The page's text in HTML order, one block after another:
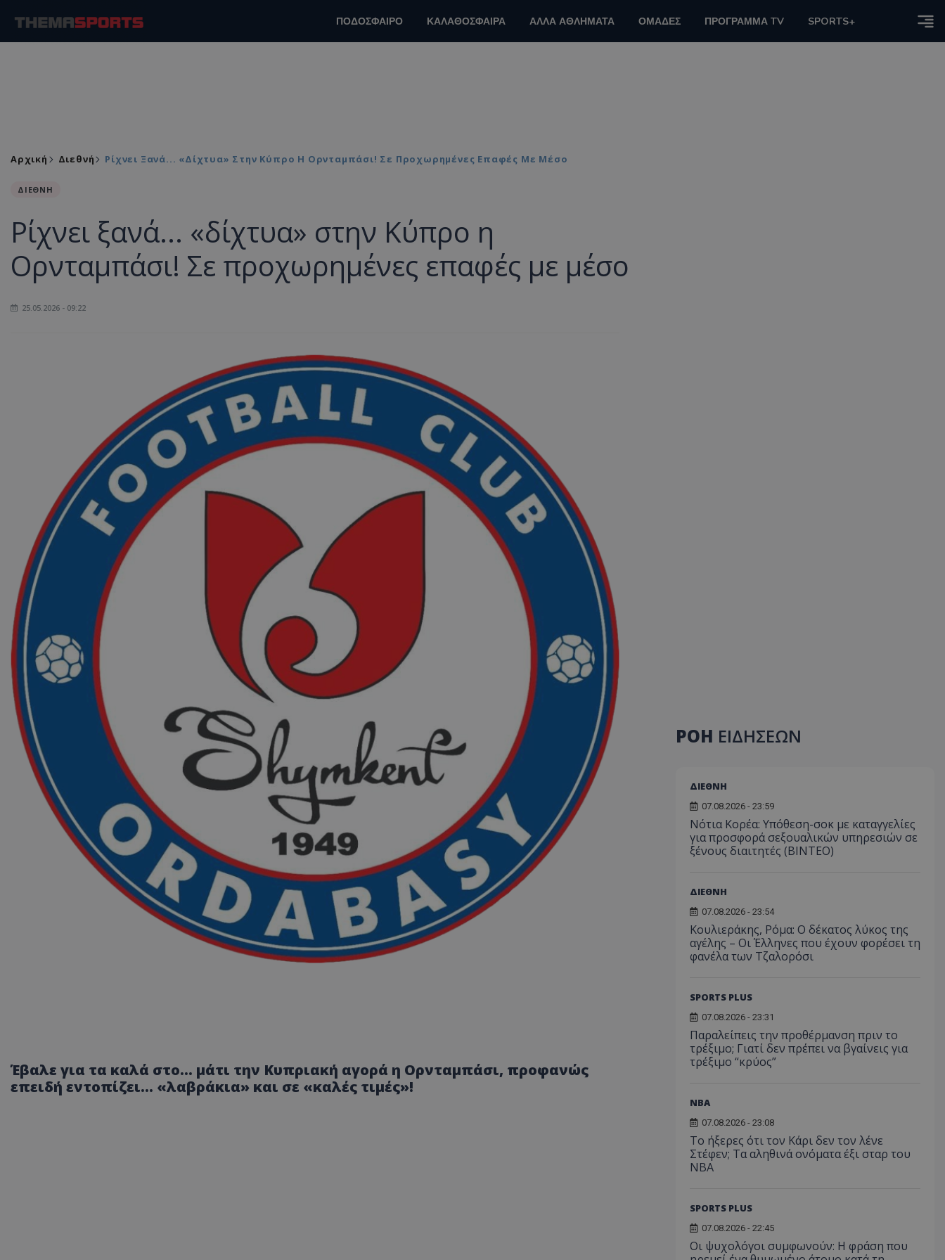
ΠΟΔΟΣΦΑΙΡΟ ΚΑΛΑΘΟΣΦΑΙΡΑ ΑΛΛΑ ΑΘΛΗΜΑΤΑ ΟΜΑΔΕΣ ΠΡΟΓΡΑΜΜΑ TV SPORTS+
Αρχική Διεθνή Ρίχνει Ξανά... «δίχτυα» Στην Κύπρο Η Ορνταμπάσι! Σε Προχωρημένες Επαφές Με Μέσο
ΔΙΕΘΝΗ
Ρίχνει ξανά... «δίχτυα» στην Κύπρο η
Ορνταμπάσι! Σε προχωρημένες επαφές με μέσο
25.05.2026 - 09:22
Έβαλε για τα καλά στο... μάτι την Κυπριακή αγορά η Ορνταμπάσι, προφανώς
επειδή εντοπίζει... «λαβράκια» και σε «καλές τιμές»!
ΡΟΗ ΕΙΔΗΣΕΩΝ
ΔΙΕΘΝΗ
07.08.2026 - 23:59
Νότια Κορέα: Υπόθεση-σοκ με καταγγελίες
για προσφορά σεξουαλικών υπηρεσιών σε
ξένους διαιτητές (BINTEO)
ΔΙΕΘΝΗ
07.08.2026 - 23:54
Κουλιεράκης, Ρόμα: Ο δέκατος λύκος της
αγέλης – Οι Έλληνες που έχουν φορέσει τη
φανέλα των Τζαλορόσι
SPORTS PLUS
07.08.2026 - 23:31
Παραλείπεις την προθέρμανση πριν το
τρέξιμο; Γιατί δεν πρέπει να βγαίνεις για
τρέξιμο “κρύος”
NBA
07.08.2026 - 23:08
Το ήξερες ότι τον Κάρι δεν τον λένε
Στέφεν; Τα αληθινά ονόματα έξι σταρ του
NBA
SPORTS PLUS
07.08.2026 - 22:45
Οι ψυχολόγοι συμφωνούν: Η φράση που